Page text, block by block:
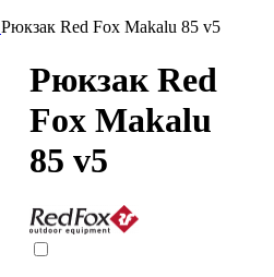
Рюкзак Red Fox Makalu 85 v5
Рюкзак Red
Fox Makalu
85 v5